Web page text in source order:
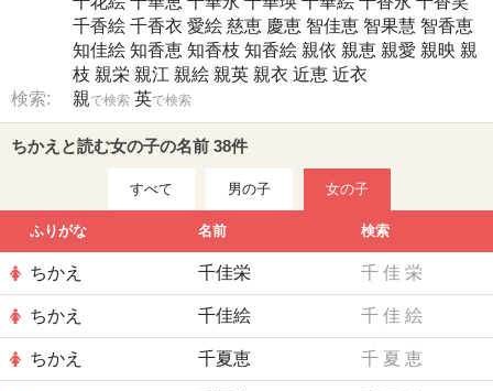
千香絵 千香衣 愛絵 慈恵 慶恵 智佳恵 智果慧 智香恵
知佳絵 知香恵 知香枝 知香絵 親依 親恵 親愛 親映 親
枝 親栄 親江 親絵 親英 親衣 近恵 近衣
検索:
親で検索 英で検索
ちかえと読む女の子の名前 38件
すべて 男の子 女の子
ふりがな 名前 検索
ちかえ 千佳栄 千 佳 栄
ちかえ 千佳絵 千 佳 絵
ちかえ 千夏恵 千 夏 恵